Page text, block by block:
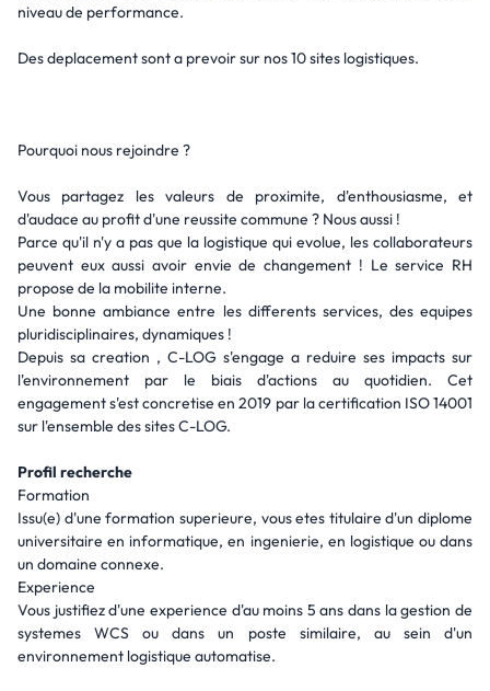
niveau de performance.
Des deplacement sont a prevoir sur nos 10 sites logistiques.
Pourquoi nous rejoindre ?
Vous partagez les valeurs de proximite, d'enthousiasme, et
d'audace au profit d'une reussite commune ? Nous aussi !
Parce qu'il n'y a pas que la logistique qui evolue, les collaborateurs
peuvent eux aussi avoir envie de changement ! Le service RH
propose de la mobilite interne.
Une bonne ambiance entre les differents services, des equipes
pluridisciplinaires, dynamiques !
Depuis sa creation , C-LOG s'engage a reduire ses impacts sur
l'environnement par le biais d'actions au quotidien. Cet
engagement s'est concretise en 2019 par la certification ISO 14001
sur l'ensemble des sites C-LOG.
Profil recherche
Formation
Issu(e) d'une formation superieure, vous etes titulaire d'un diplome
universitaire en informatique, en ingenierie, en logistique ou dans
un domaine connexe.
Experience
Vous justifiez d'une experience d'au moins 5 ans dans la gestion de
systemes WCS ou dans un poste similaire, au sein d'un
environnement logistique automatise.